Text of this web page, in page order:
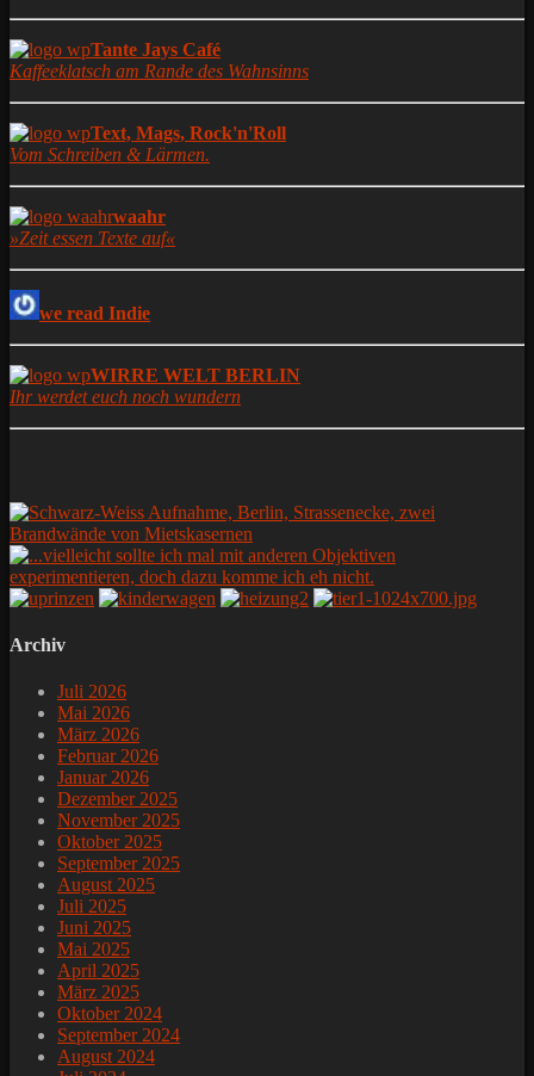
Tante Jays Café
Kaffeeklatsch am Rande des Wahnsinns
Text, Mags, Rock'n'Roll
Vom Schreiben & Lärmen.
waahr
»Zeit essen Texte auf«
we read Indie
WIRRE WELT BERLIN
Ihr werdet euch noch wundern
Archiv
Juli 2026
Mai 2026
März 2026
Februar 2026
Januar 2026
Dezember 2025
November 2025
Oktober 2025
September 2025
August 2025
Juli 2025
Juni 2025
Mai 2025
April 2025
März 2025
Oktober 2024
September 2024
August 2024